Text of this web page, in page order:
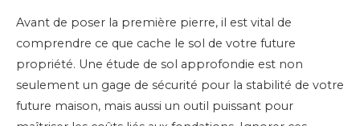
Avant de poser la première pierre, il est vital de
comprendre ce que cache le sol de votre future
propriété. Une étude de sol approfondie est non
seulement un gage de sécurité pour la stabilité de votre
future maison, mais aussi un outil puissant pour